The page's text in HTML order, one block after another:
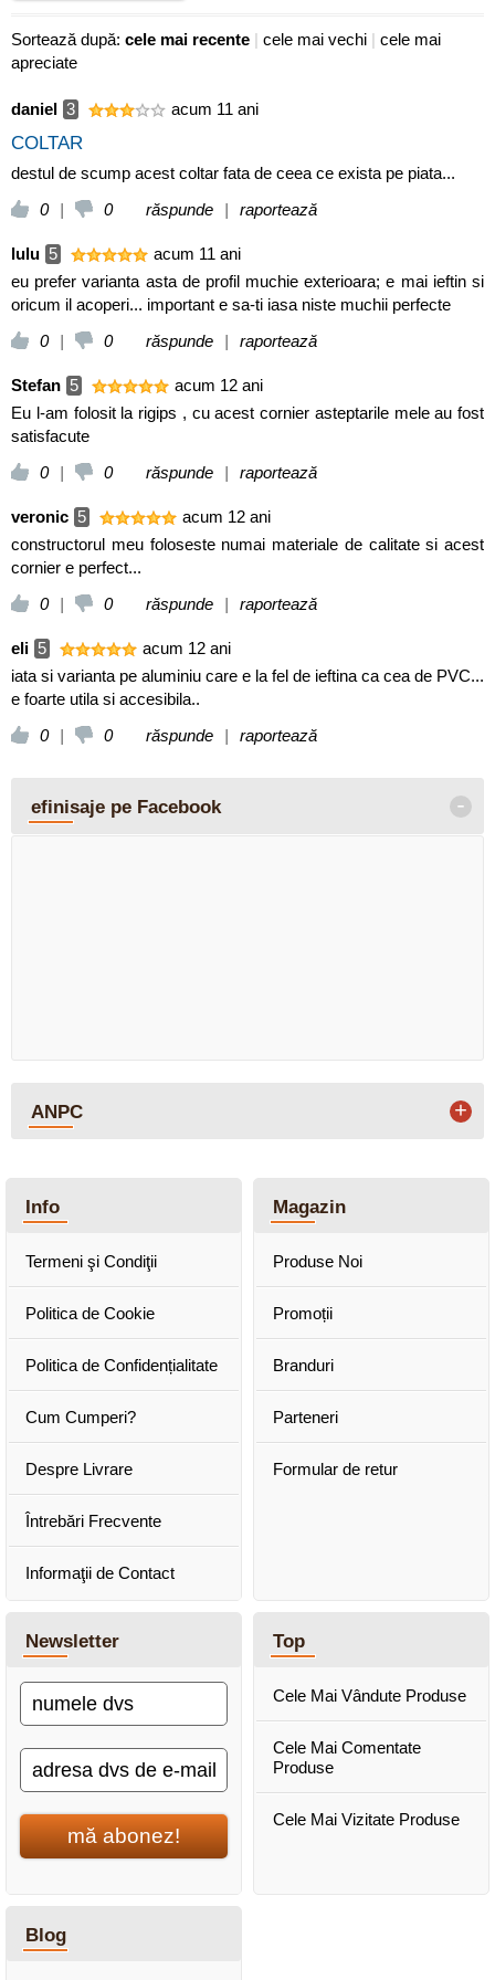
Sortează după: cele mai recente | cele mai vechi | cele mai
apreciate
daniel 3 acum 11 ani
COLTAR
destul de scump acest coltar fata de ceea ce exista pe piata...
0
| 0 răspunde | raportează
lulu 5
acum 11 ani
eu prefer varianta asta de profil muchie exterioara; e mai ieftin si
oricum il acoperi... important e sa-ti iasa niste muchii perfecte
0
| 0 răspunde | raportează
Stefan 5
acum 12 ani
Eu l-am folosit la rigips , cu acest cornier asteptarile mele au fost
satisfacute
0
| 0 răspunde | raportează
veronic 5
acum 12 ani
constructorul meu foloseste numai materiale de calitate si acest
cornier e perfect...
0
| 0 răspunde | raportează
eli 5
acum 12 ani
iata si varianta pe aluminiu care e la fel de ieftina ca cea de PVC...
e foarte utila si accesibila..
0
| 0 răspunde | raportează
efinisaje pe Facebook -
ANPC +
Info
Termeni şi Condiţii
Politica de Cookie
Politica de Confidențialitate
Cum Cumperi?
Despre Livrare
Întrebări Frecvente
Informaţii de Contact
Magazin
Produse Noi
Promoții
Branduri
Parteneri
Formular de retur
Newsletter
mă abonez!
Top
Cele Mai Vândute Produse
Cele Mai Comentate
Produse
Cele Mai Vizitate Produse
Blog